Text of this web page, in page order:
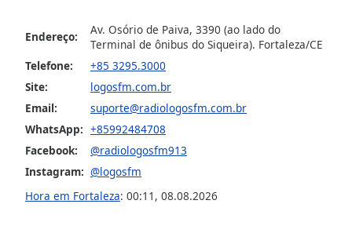
Caption
Area
Background
Color
Endereço:
Av. Osório de Paiva, 3390 (ao lado do
Terminal de ônibus do Siqueira). Fortaleza/CE
Telefone:
+85 3295.3000
Site:
logosfm.com.br
Email:
suporte@radiologosfm.com.br
WhatsApp: +85992484708
Facebook:
@radiologosfm913
Instagram: @logosfm
Hora em Fortaleza: 00:11 , 08.08.2026